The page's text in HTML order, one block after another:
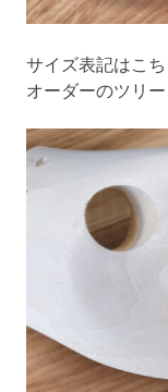
サイズ表記はこ
オーダーのツリー